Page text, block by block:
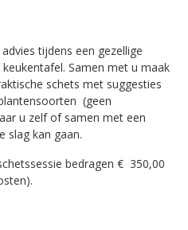
tijdens een gezellige
Samen met u maak
schets met suggesties
(geen
u zelf of samen met een
slag kan gaan.
bedragen € 350,00